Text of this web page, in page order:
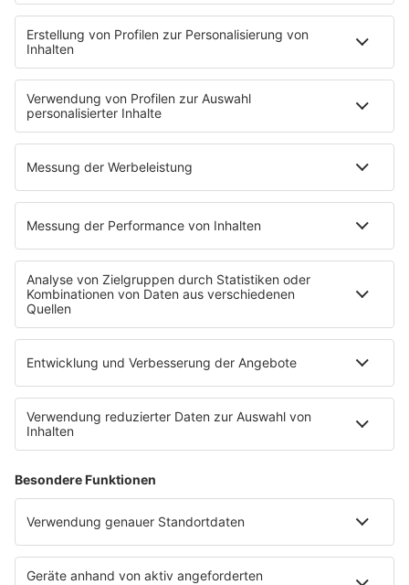
Wo?Vom Bahnhof zum Großen Markt
Anzeige
Hamminkeln
Anzeige
Das Motto der Demo in Hamminkeln ist: "Hamminkeln
gegen Rechts/Extremismus"
Wann?Samstag, 03.02.2024, 15 Uhr
Wo?Molkereiplatz
Anzeige
Rheinberg
Anzeige
Das Motto der Demo in Rheinberg ist "Berka bleibt
bunt - Aufstehen gegen Rechts"
Wann?Samstag, 17.02.2024, 14 Uhr